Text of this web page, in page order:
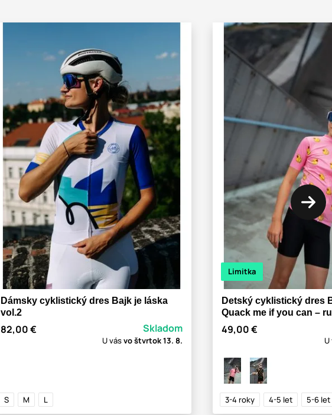
Dámsky cyklistický dres Bajk je láska
vol.2
82,00 € Skladom
U vásvo štvrtok13. 8.
S M L
Limitka
Detský cyklistický dres
Quack me if you can –
49,00 €
3-4 roky 4-5 let 5-6 let